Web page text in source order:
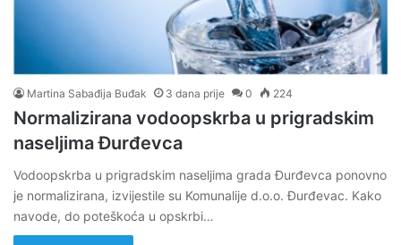
Martina Sabađija Buđak 3 dana prije 0 224
Normalizirana vodoopskrba u prigradskim
naseljima Đurđevca
Vodoopskrba u prigradskim naseljima grada Đurđevca ponovno
je normalizirana, izvijestile su Komunalije d.o.o. Đurđevac. Kako
navode, do poteškoća u opskrbi…